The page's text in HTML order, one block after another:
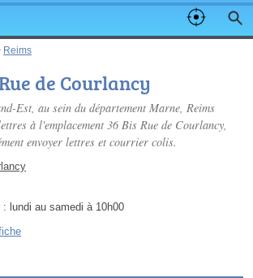
Reims
de Courlancy
Est, au sein du département Marne, Reims
à l'emplacement 36 Bis Rue de Courlancy,
envoyer lettres et courrier colis.
: lundi au samedi à 10h00